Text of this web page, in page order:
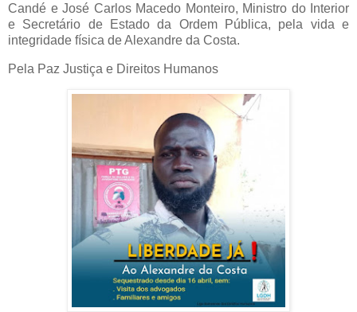
Candé e José Carlos Macedo Monteiro, Ministro do Interior
e Secretário de Estado da Ordem Pública, pela vida e
integridade física de Alexandre da Costa.
Pela Paz Justiça e Direitos Humanos